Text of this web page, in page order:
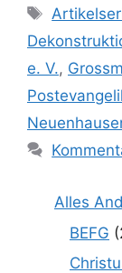
e. V.,
Alles
BEFG